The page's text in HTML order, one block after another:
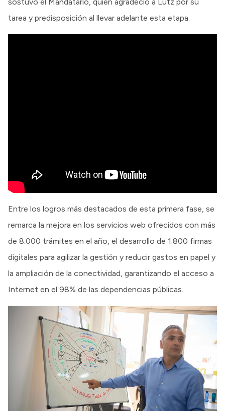
sostuvo el Mandatario, quien agradeció a Lutz por su
tarea y predisposición al llevar adelante esta etapa.
Entre los logros más destacados de esta primera fase, se
remarca la mejora en los servicios web ofrecidos con más
de 8.000 trámites en el año, el desarrollo de 1.800 firmas
digitales para agilizar la gestión y reducir gastos en papel y
la ampliación de la conectividad, garantizando el acceso a
Internet en el 98% de las dependencias públicas.